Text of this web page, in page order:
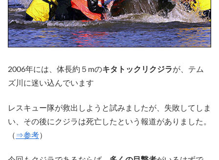
2006年には、体長約５mのキタトックリクジラが、テム
ズ川に迷い込んでいます
レスキュー隊が救出しようと試みましたが、失敗してしま
い、その後にクジラは死亡したという報道がありました。
（ ⇒参考）